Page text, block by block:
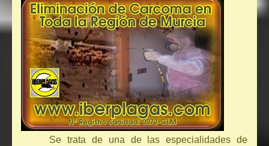
Se trata de una de las especialidades de